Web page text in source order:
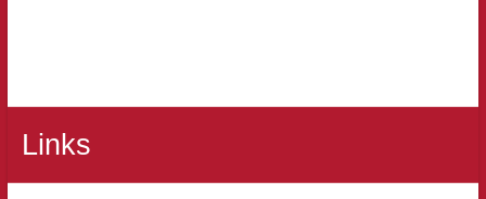
Links